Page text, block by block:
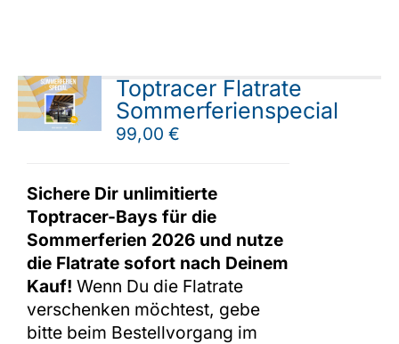
Toptracer Flatrate
Sommerferienspecial
99,00€
Sichere Dir unlimitierte
Toptracer-Bays für die
Sommerferien 2026 und nutze
die Flatrate sofort nach Deinem
Kauf! Wenn Du die Flatrate
verschenken möchtest, gebe
bitte beim Bestellvorgang im